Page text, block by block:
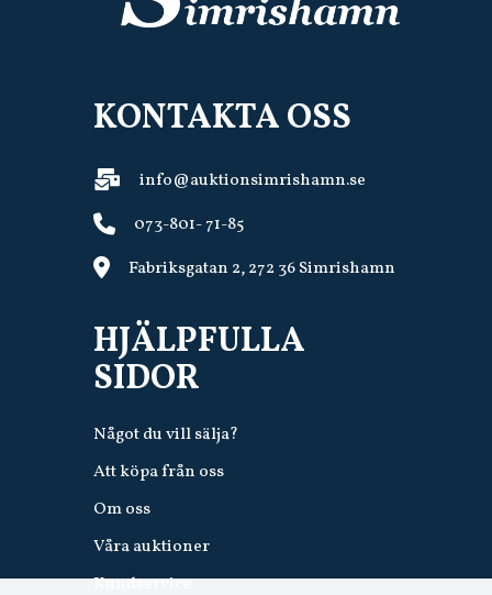
KONTAKTA OSS
info@auktionsimrishamn.se
073-801- 71-85
Fabriksgatan 2, 272 36 Simrishamn
HJÄLPFULLA
SIDOR
Något du vill sälja?
Att köpa från oss
Om oss
Våra auktioner
Kundservice